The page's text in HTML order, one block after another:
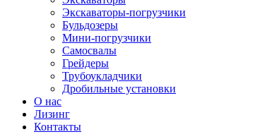
Экскаваторы-погрузчики
Бульдозеры
Мини-погрузчики
Самосвалы
Грейдеры
Трубоукладчики
Дробильные установки
О нас
Лизинг
Контакты